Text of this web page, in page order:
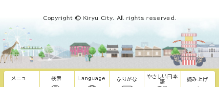
メニュー 検索 Language ふりがな
やさしい日本
語
読み上げ
Copyright © Kiryu City. All rights reserved.